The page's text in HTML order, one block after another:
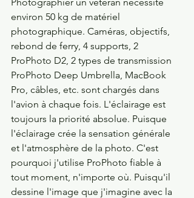
environ 50 kg de matériel
photographique. Caméras, objectifs,
rebond de ferry, 4 supports, 2
ProPhoto D2, 2 types de transmission
ProPhoto Deep Umbrella, MacBook
Pro, câbles, etc. sont chargés dans
l'avion à chaque fois. L'éclairage est
toujours la priorité absolue. Puisque
l'éclairage crée la sensation générale
et l'atmosphère de la photo. C'est
pourquoi j'utilise ProPhoto fiable à
tout moment, n'importe où. Puisqu'il
dessine l'image que j'imagine avec la